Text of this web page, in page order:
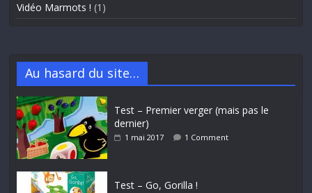
Vidéo Marmots ! (1)
Au hasard du site…
Test – Premier verger (mais pas le
dernier)
1 mai 2017 1 Comment
Test – Go, Gorilla !